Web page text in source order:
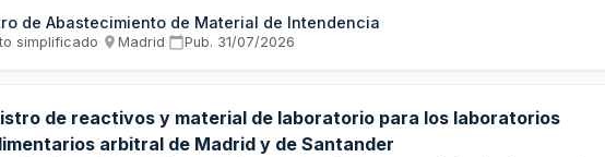
a las Buenas Prácticas de distribución. La prestación se extiende hasta
de 2026 y requiere la presentación de documentación técnica detallada de
de Abastecimiento de Material de Intendencia
simplificado· Madrid· Pub. 31/07/2026
de reactivos y material de laboratorio para los laboratorios
arbitral de Madrid y de Santander